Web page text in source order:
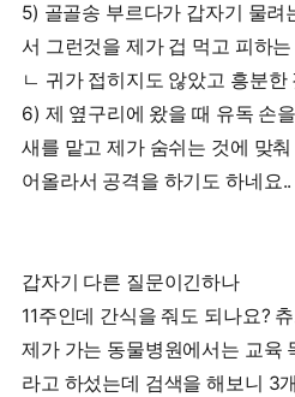
5) 골골송 부르다가 갑자기 물려
서 그런것을 제가 겁 먹고 피하
ㄴ 귀가 접히지도 않았고 흥분
6) 제 옆구리에 왔을 때 유독 손
새를 맡고 제가 숨쉬는 것에 맞
어올라서 공격을 하기도 하네요..
갑자기 다른 질문이긴하나
11주인데 간식을 줘도 되나요?
제가 가는 동물병원에서는 교육
라고 하섰는데 검색을 해보니 3